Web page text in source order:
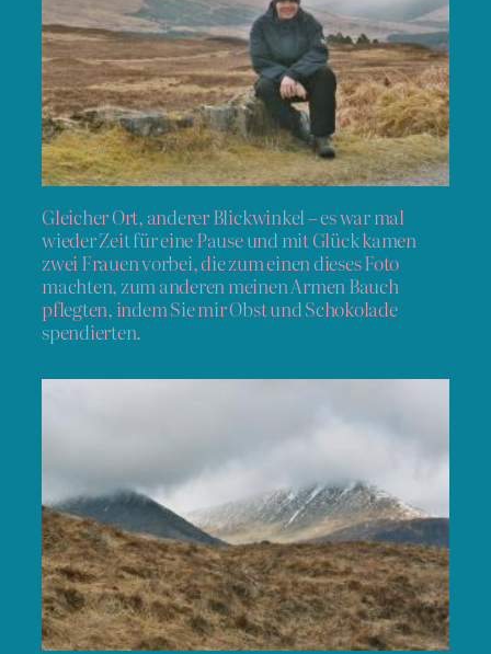
Gleicher Ort, anderer Blickwinkel – es war mal
wieder Zeit für eine Pause und mit Glück kamen
zwei Frauen vorbei, die zum einen dieses Foto
machten, zum anderen meinen Armen Bauch
pflegten, indem Sie mir Obst und Schokolade
spendierten.